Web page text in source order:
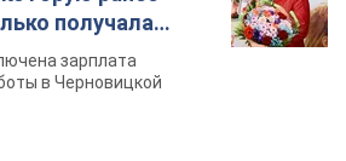
получала
зарплата
в Черновицкой